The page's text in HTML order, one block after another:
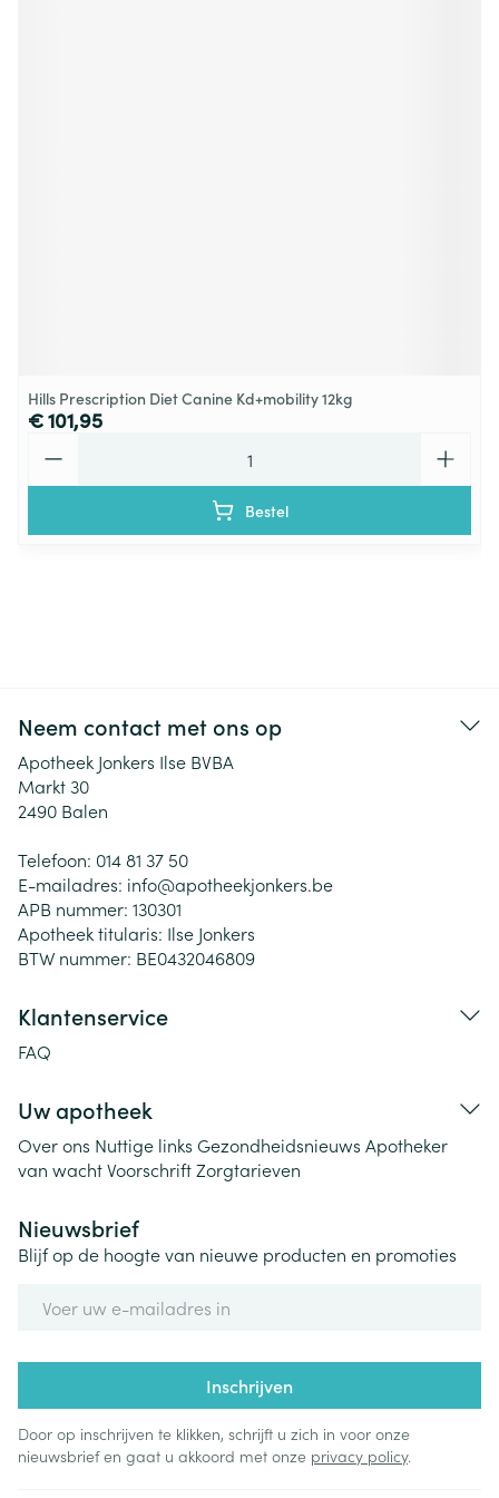
Hills Prescription Diet Canine Kd+mobility 12kg
€ 101,95
Bestel
Neem contact met ons op
Apotheek Jonkers Ilse BVBA
Markt 30
2490 Balen
Telefoon: 014 81 37 50
E-mailadres: info@apotheekjonkers.be
APB nummer: 130301
Apotheek titularis: Ilse Jonkers
BTW nummer: BE0432046809
Klantenservice
FAQ
Uw apotheek
Over ons Nuttige links Gezondheidsnieuws Apotheker
van wachtVoorschriftZorgtarieven
Nieuwsbrief
Blijf op de hoogte van nieuwe producten en promoties
Inschrijven
Door op inschrijven te klikken, schrijft u zich in voor onze
nieuwsbrief en gaat u akkoord met onze privacy policy.